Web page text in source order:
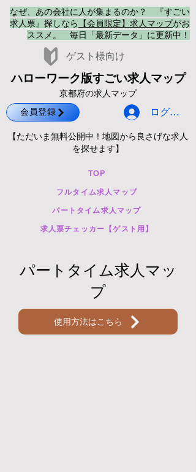
なぜ、あの会社に人が集まるのか？ 『すごい
求人票』探しなら
【会員限定】求人マップがお
ススメ。 毎日「最新データ」に更新中！
​ゲスト様向け
ハローワーク版すごい求人マップ
京都府の求人マップ
会員登録
ログイン
【ただいま無料公開中！地図から良さげな求人
を探せます】
TOP
フルタイム求人マップ
パートタイム求人マップ
求人票チェッカー【ゲスト用】
パートタイム求人マッ
プ
使用方法はこちら